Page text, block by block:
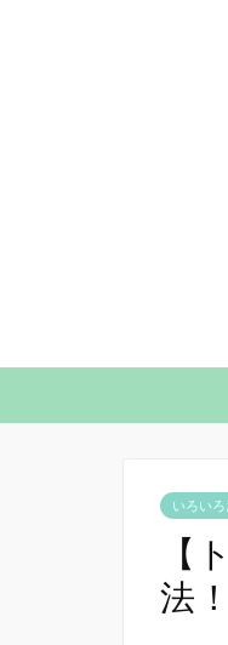
いろい
【
法